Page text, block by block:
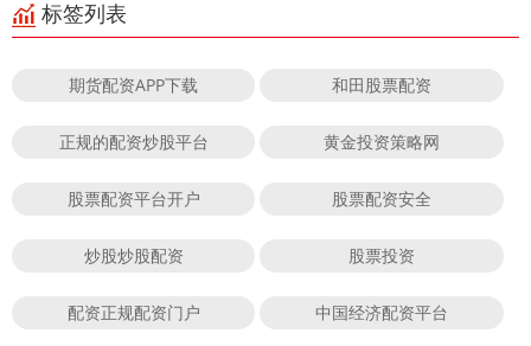
标签列表
期货配资APP下载 和田股票配资
正规的配资炒股平台 黄金投资策略网
股票配资平台开户 股票配资安全
炒股炒股配资 股票投资
配资正规配资门户 中国经济配资平台